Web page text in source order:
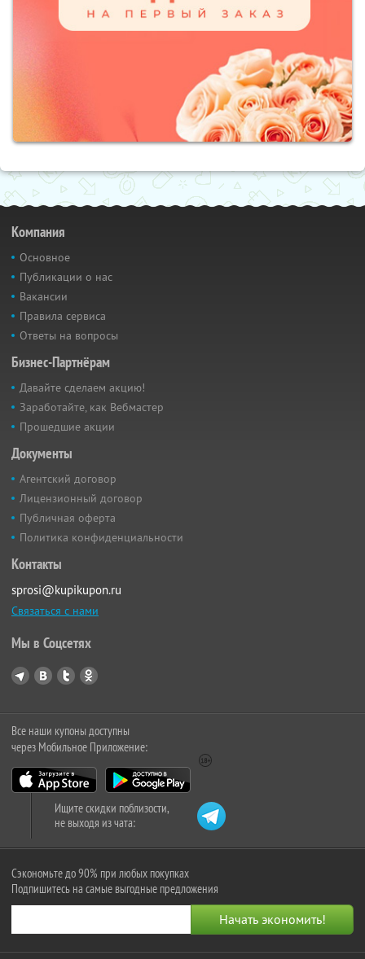
Компания
Основное
Публикации о нас
Вакансии
Правила сервиса
Ответы на вопросы
Бизнес-Партнёрам
Давайте сделаем акцию!
Заработайте, как Вебмастер
Прошедшие акции
Документы
Агентский договор
Лицензионный договор
Публичная оферта
Политика конфиденциальности
Контакты
sprosi@kupikupon.ru
Связаться с нами
Мы в Соцсетях
Все наши купоны доступны
через Мобильное Приложение:
Ищите скидки поблизости,
не выходя из чата:
Сэкономьте до 90% при любых покупках
Подпишитесь на самые выгодные предложения